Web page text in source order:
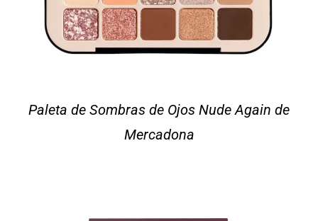
Paleta de Sombras de Ojos Nude Again de
Mercadona